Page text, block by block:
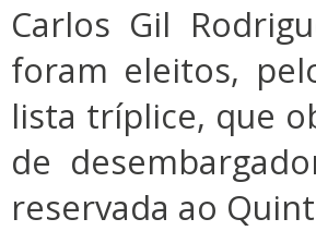
Carlos Gil
foram eleitos,
lista tríplice, que
de
reservada ao